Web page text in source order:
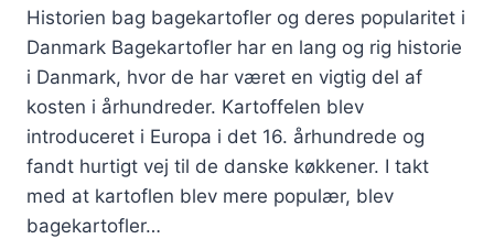
Historien bag bagekartofler og deres popularitet i
Danmark Bagekartofler har en lang og rig historie
i Danmark, hvor de har været en vigtig del af
kosten i århundreder. Kartoffelen blev
introduceret i Europa i det 16. århundrede og
fandt hurtigt vej til de danske køkkener. I takt
med at kartoflen blev mere populær, blev
bagekartofler…